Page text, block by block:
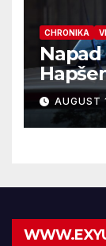
CHRONIKA
AUGUST